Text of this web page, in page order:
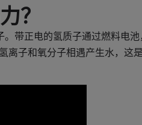
？
带正电的氢质子通过燃料电
子和氧分子相遇产生水，这